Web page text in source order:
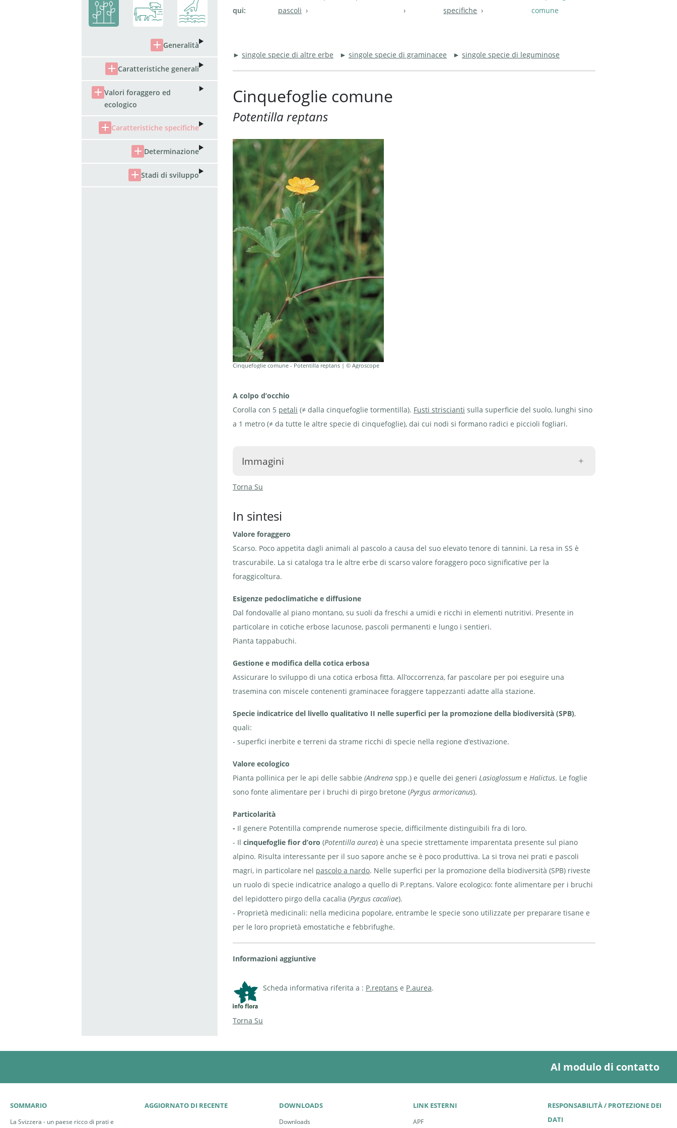
qui:
pascoli
specifiche
comune
► singole specie di altre erbe ► singole specie di graminacee ► singole specie di leguminose
Cinquefoglie comune
Potentilla reptans
Cinquefoglie comune - Potentilla reptans | © Agroscope
A colpo d’occhio
Corolla con 5 petali (≠ dalla cinquefoglie tormentilla). Fusti striscianti sulla superficie del suolo, lunghi sino
a 1 metro (≠ da tutte le altre specie di cinquefoglie), dai cui nodi si formano radici e piccioli fogliari.
Immagini
Cinquefoglie comune -
Potentilla reptans | © e-pics
A. Krebs
A. Krebs
Giovane bruco dell’esperia
della malva - Pyrgus malvae,
cinquefoglie comune -
A. Krebs
Cinquefoglie
fior d’oro –
aurea | ©
Torna Su
In sintesi
Valore foraggero
Scarso. Poco appetita dagli animali al pascolo a causa del suo elevato tenore di tannini. La resa in SS è
trascurabile. La si cataloga tra le altre erbe di scarso valore foraggero poco significative per la
foraggicoltura.
Esigenze pedoclimatiche e diffusione
Dal fondovalle al piano montano, su suoli da freschi a umidi e ricchi in elementi nutritivi. Presente in
particolare in cotiche erbose lacunose, pascoli permanenti e lungo i sentieri.
Pianta tappabuchi.
Gestione e modifica della cotica erbosa
Assicurare lo sviluppo di una cotica erbosa fitta. All’occorrenza, far pascolare per poi eseguire una
trasemina con miscele contenenti graminacee foraggere tappezzanti adatte alla stazione.
Specie indicatrice del livello qualitativo II nelle superfici per la promozione della biodiversità (SPB),
quali:
- superfici inerbite e terreni da strame ricchi di specie nella regione d’estivazione.
Valore ecologico
Pianta pollinica per le api delle sabbie (Andrena spp.) e quelle dei generi Lasioglossum e Halictus. Le foglie
sono fonte alimentare per i bruchi di pirgo bretone (Pyrgus armoricanus).
Particolarità
- Il genere Potentilla comprende numerose specie, difficilmente distinguibili fra di loro.
- Il cinquefoglie fior d’oro (Potentilla aurea) è una specie strettamente imparentata presente sul piano
alpino. Risulta interessante per il suo sapore anche se è poco produttiva. La si trova nei prati e pascoli
magri, in particolare nel pascolo a nardo. Nelle superfici per la promozione della biodiversità (SPB) riveste
un ruolo di specie indicatrice analogo a quello di P.reptans. Valore ecologico: fonte alimentare per i bruchi
del lepidottero pirgo della cacalia (Pyrgus cacaliae).
- Proprietà medicinali: nella medicina popolare, entrambe le specie sono utilizzate per preparare tisane e
per le loro proprietà emostatiche e febbrifughe.
Informazioni aggiuntive
Scheda informativa riferita a : P.reptans e P.aurea.
Torna Su
Al modulo di contatto
SOMMARIO
La Svizzera - un paese ricco di prati e
AGGIORNATO DI RECENTE DOWNLOADS
Downloads
LINK ESTERNI
APF
RESPONSABILITÀ / PROTEZIONE DEI
DATI